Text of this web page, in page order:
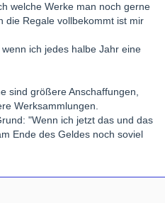
welche Werke man noch gerne
die Regale vollbekommt ist mir
ich jedes halbe Jahr eine
sind größere Anschaffungen,
Werksammlungen.
"Wenn ich jetzt das und das
Ende des Geldes noch soviel